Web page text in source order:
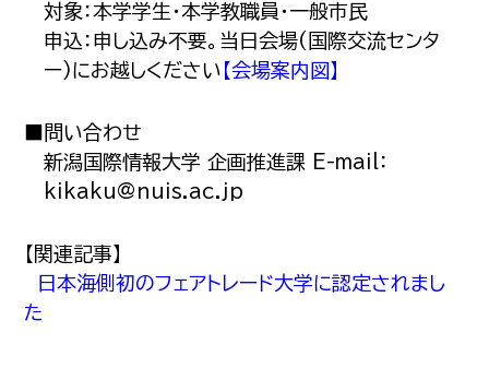
対象：本学学生・本学教職員・一般市民
申込：申し込み不要。当日会場(国際交流センタ
ー)にお越しください 【会場案内図】
■問い合わせ
新潟国際情報大学 企画推進課 E-mail：
kikaku@nuis.ac.jp
【関連記事】
日本海側初のフェアトレード大学に認定されまし
た